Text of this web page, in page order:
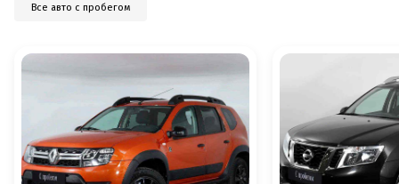
Все авто с пробегом